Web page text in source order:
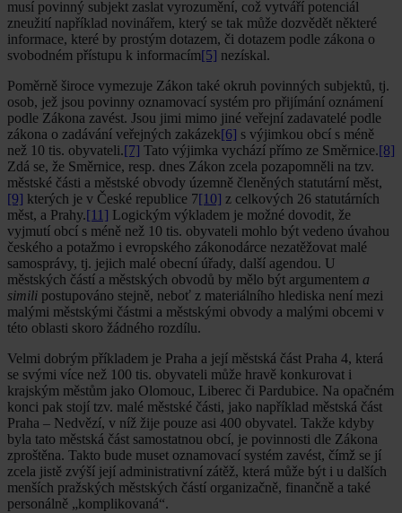
musí povinný subjekt zaslat vyrozumění, což vytváří potenciál
zneužití například novinářem, který se tak může dozvědět některé
informace, které by prostým dotazem, či dotazem podle zákona o
svobodném přístupu k informacím[5] nezískal.
Poměrně široce vymezuje Zákon také okruh povinných subjektů, tj.
osob, jež jsou povinny oznamovací systém pro přijímání oznámení
podle Zákona zavést. Jsou jimi mimo jiné veřejní zadavatelé podle
zákona o zadávání veřejných zakázek[6] s výjimkou obcí s méně
než 10 tis. obyvateli.[7] Tato výjimka vychází přímo ze Směrnice.[8]
Zdá se, že Směrnice, resp. dnes Zákon zcela pozapomněli na tzv.
městské části a městské obvody územně členěných statutární měst,
[9] kterých je v České republice 7[10] z celkových 26 statutárních
měst, a Prahy.[11] Logickým výkladem je možné dovodit, že
vyjmutí obcí s méně než 10 tis. obyvateli mohlo být vedeno úvahou
českého a potažmo i evropského zákonodárce nezatěžovat malé
samosprávy, tj. jejich malé obecní úřady, další agendou. U
městských částí a městských obvodů by mělo být argumentem a
simili postupováno stejně, neboť z materiálního hlediska není mezi
malými městskými částmi a městskými obvody a malými obcemi v
této oblasti skoro žádného rozdílu.
Velmi dobrým příkladem je Praha a její městská část Praha 4, která
se svými více než 100 tis. obyvateli může hravě konkurovat i
krajským městům jako Olomouc, Liberec či Pardubice. Na opačném
konci pak stojí tzv. malé městské části, jako například městská část
Praha – Nedvězí, v níž žije pouze asi 400 obyvatel. Takže kdyby
byla tato městská část samostatnou obcí, je povinnosti dle Zákona
zproštěna. Takto bude muset oznamovací systém zavést, čímž se jí
zcela jistě zvýší její administrativní zátěž, která může být i u dalších
menších pražských městských částí organizačně, finančně a také
personálně „komplikovaná“.